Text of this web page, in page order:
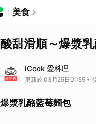
美食
酸甜滑順～爆漿
iCook 愛料理
更新於 03月25日01:55 •
爆漿乳酪藍莓麵包